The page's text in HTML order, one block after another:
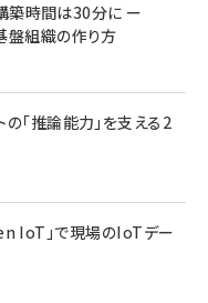
築時間は30分に ー
盤組織の作り方
「推論能力」を支える2
IoT」で現場のIoTデー